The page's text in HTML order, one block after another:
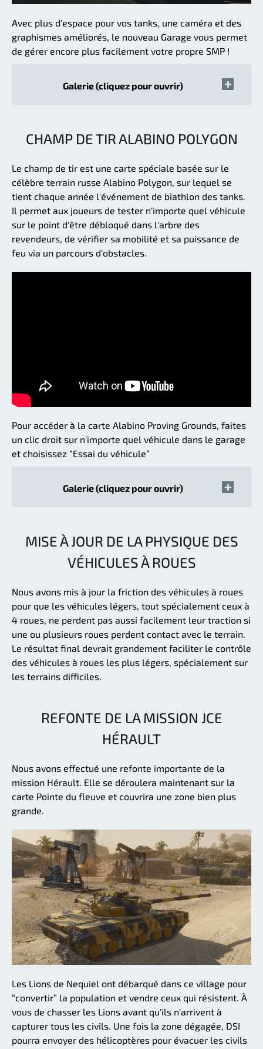
Avec plus d'espace pour vos tanks, une caméra et des
graphismes améliorés, le nouveau Garage vous permet
de gérer encore plus facilement votre propre SMP !
Galerie (cliquez pour ouvrir)
CHAMP DE TIR ALABINO POLYGON
Le champ de tir est une carte spéciale basée sur le
célèbre terrain russe Alabino Polygon, sur lequel se
tient chaque année l'événement de biathlon des tanks.
Il permet aux joueurs de tester n'importe quel véhicule
sur le point d'être débloqué dans l'arbre des
revendeurs, de vérifier sa mobilité et sa puissance de
feu via un parcours d'obstacles.
Pour accéder à la carte Alabino Proving Grounds, faites
un clic droit sur n'importe quel véhicule dans le garage
et choisissez “Essai du véhicule”
Galerie (cliquez pour ouvrir)
MISE À JOUR DE LA PHYSIQUE DES
VÉHICULES À ROUES
Nous avons mis à jour la friction des véhicules à roues
pour que les véhicules légers, tout spécialement ceux à
4 roues, ne perdent pas aussi facilement leur traction si
une ou plusieurs roues perdent contact avec le terrain.
Le résultat final devrait grandement faciliter le contrôle
des véhicules à roues les plus légers, spécialement sur
les terrains difficiles.
REFONTE DE LA MISSION JCE
HÉRAULT
Nous avons effectué une refonte importante de la
mission Hérault. Elle se déroulera maintenant sur la
carte Pointe du fleuve et couvrira une zone bien plus
grande.
Les Lions de Nequiel ont débarqué dans ce village pour
“convertir” la population et vendre ceux qui résistent. À
vous de chasser les Lions avant qu'ils n'arrivent à
capturer tous les civils. Une fois la zone dégagée, DSI
pourra envoyer des hélicoptères pour évacuer les civils